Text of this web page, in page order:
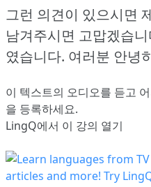
그런 의견이 있으시면
남겨주시면 고맙겠습니
였습니다. 여러분 안녕
이 텍스트의 오디오를 듣고
을 등록하세요.
LingQ에서 이 강의 열기